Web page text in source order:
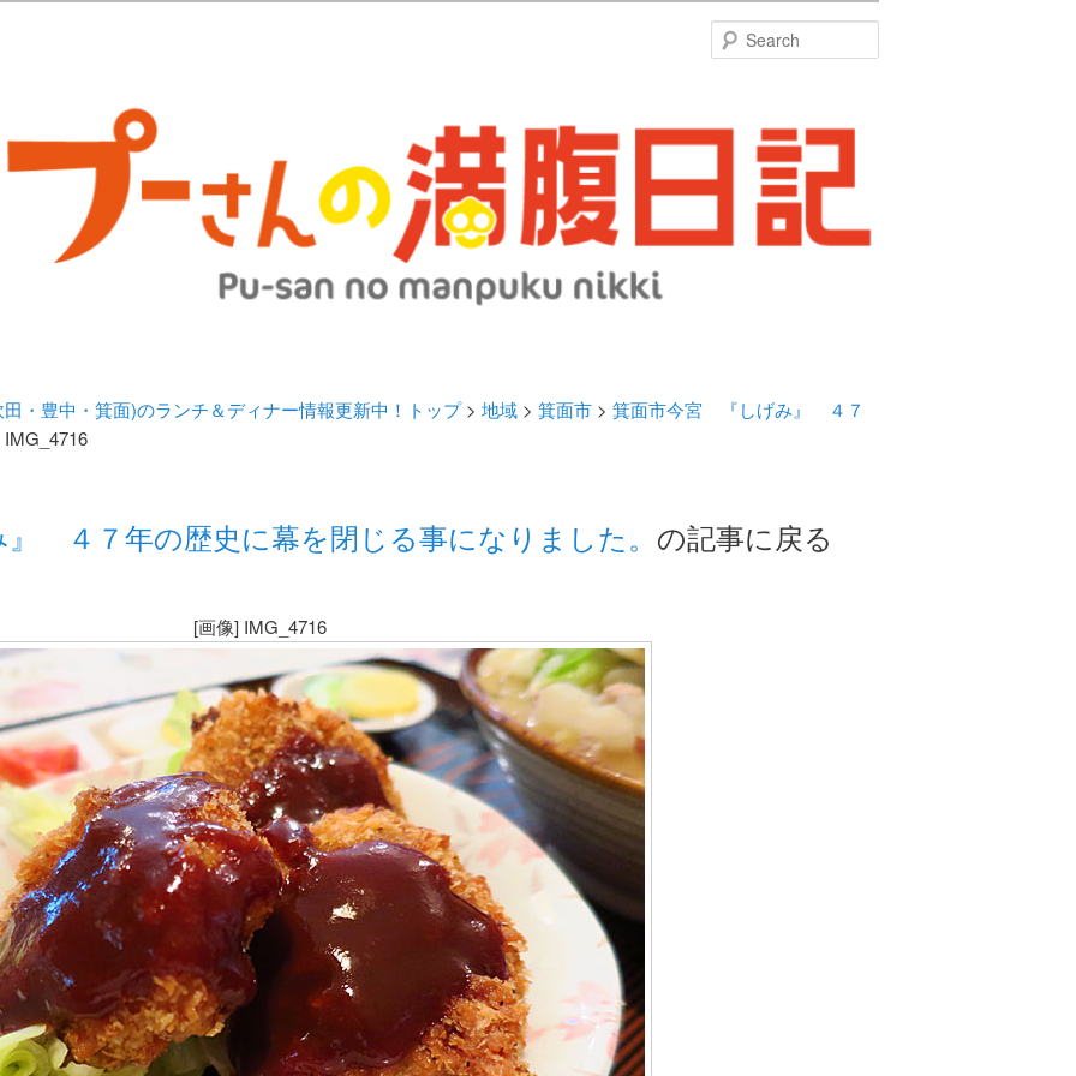
ンチ＆ディナー情報更新中！
・豊中・箕面)のランチ＆ディナー情報更新中！トップ> 地域> 箕面市> 箕面市今宮 『しげみ』 ４７
４７年の歴史に幕を閉じる事になりました。 の記事に戻る
[画像] IMG_4716